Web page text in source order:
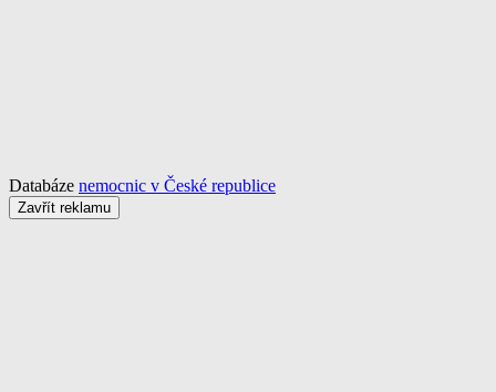
Databáze nemocnic v České republice
Zavřít reklamu